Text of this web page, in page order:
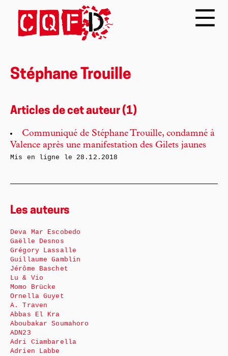
Stéphane Trouille
Articles de cet auteur (1)
Communiqué de Stéphane Trouille, condamné à
Valence après une manifestation des Gilets jaunes
Mis en ligne le 28.12.2018
Les auteurs
Deva Mar Escobedo
Gaëlle Desnos
Grégory Lassalle
Guillaume Gamblin
Jérôme Baschet
Lu & Vio
Momo Brücke
Ornella Guyet
A. Traven
Abbas El Kra
Aboubakar Soumahoro
ADN23
Adri Ciambarella
Adrien Labbe